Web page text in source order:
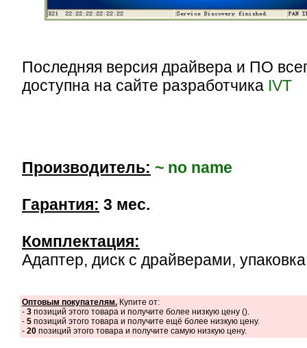
Последняя версия драйвера и ПО
доступна на сайте разработчика IVT
Производитель: ~ no name
Гарантия: 3 мес.
Комплектация:
Адаптер, диск с драйверами,
Оптовым покупателям. Купите от:
- 3 позиций этого товара и получите более низкую цену ().
- 5 позиций этого товара и получите ещё более низкую цену.
- 20 позиций этого товара и получите самую низкую цену.